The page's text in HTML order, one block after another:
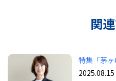
関
特集「茅ヶ
2025.08.15